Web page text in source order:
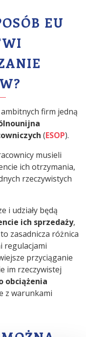
EU
firm jedną
(ESOP).
musieli
ich otrzymania,
rzeczywistych
i udziały będą
ich sprzedaży,
zasadnicza różnica
regulacjami
przyciąganie
im rzeczywistej
obciążenia
z warunkami